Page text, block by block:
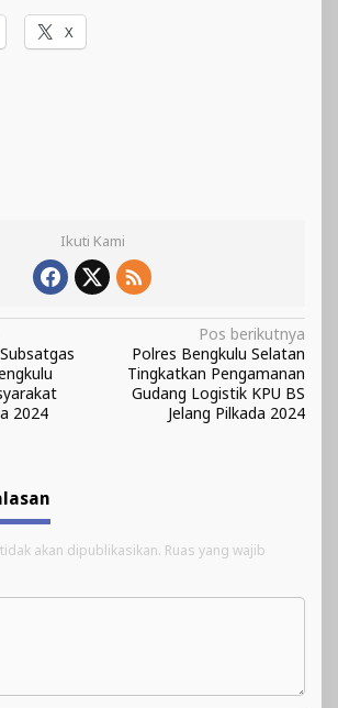
X
Ikuti Kami
2024
Pos berikutnya
Polres Bengkulu Selatan
Tingkatkan Pengamanan
Gudang Logistik KPU BS
Jelang Pilkada 2024
akan dipublikasikan. Ruas yang wajib